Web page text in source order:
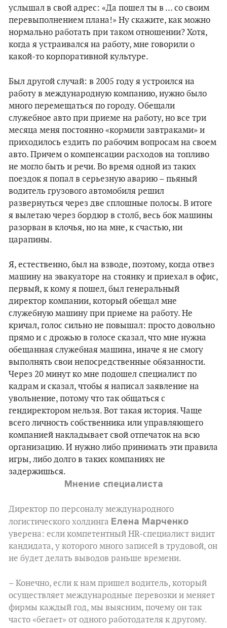
услышал в свой адрес: «Да пошел ты в … со своим
перевыполнением плана!» Ну скажите, как можно
нормально работать при таком отношении? Хотя,
когда я устраивался на работу, мне говорили о
какой-то корпоративной культуре.
Был другой случай: в 2005 году я устроился на
работу в международную компанию, нужно было
много перемещаться по городу. Обещали
служебное авто при приеме на работу, но все три
месяца меня постоянно «кормили завтраками» и
приходилось ездить по рабочим вопросам на своем
авто. Причем о компенсации расходов на топливо
не могло быть и речи. Во время одной из таких
поездок я попал в серьезную аварию – пьяный
водитель грузового автомобиля решил
развернуться через две сплошные полосы. В итоге
я вылетаю через бордюр в столб, весь бок машины
разорван в клочья, но на мне, к счастью, ни
царапины.
Я, естественно, был на взводе, поэтому, когда отвез
машину на эвакуаторе на стоянку и приехал в офис,
первый, к кому я пошел, был генеральный
директор компании, который обещал мне
служебную машину при приеме на работу. Не
кричал, голос сильно не повышал: просто довольно
прямо и с дрожью в голосе сказал, что мне нужна
обещанная служебная машина, иначе я не смогу
выполнять свои непосредственные обязанности.
Через 20 минут ко мне подошел специалист по
кадрам и сказал, чтобы я написал заявление на
увольнение, потому что так общаться с
гендиректором нельзя. Вот такая история. Чаще
всего личность собственника или управляющего
компанией накладывает свой отпечаток на всю
организацию. И нужно либо принимать эти правила
игры, либо долго в таких компаниях не
задержишься.
Мнение специалиста
Директор по персоналу международного
логистического холдинга Елена Марченко
уверена: если компетентный HR-специалист видит
кандидата, у которого много записей в трудовой, он
не будет делать выводов раньше времени.
– Конечно, если к нам пришел водитель, который
осуществляет международные перевозки и меняет
фирмы каждый год, мы выясним, почему он так
часто «бегает» от одного работодателя к другому.